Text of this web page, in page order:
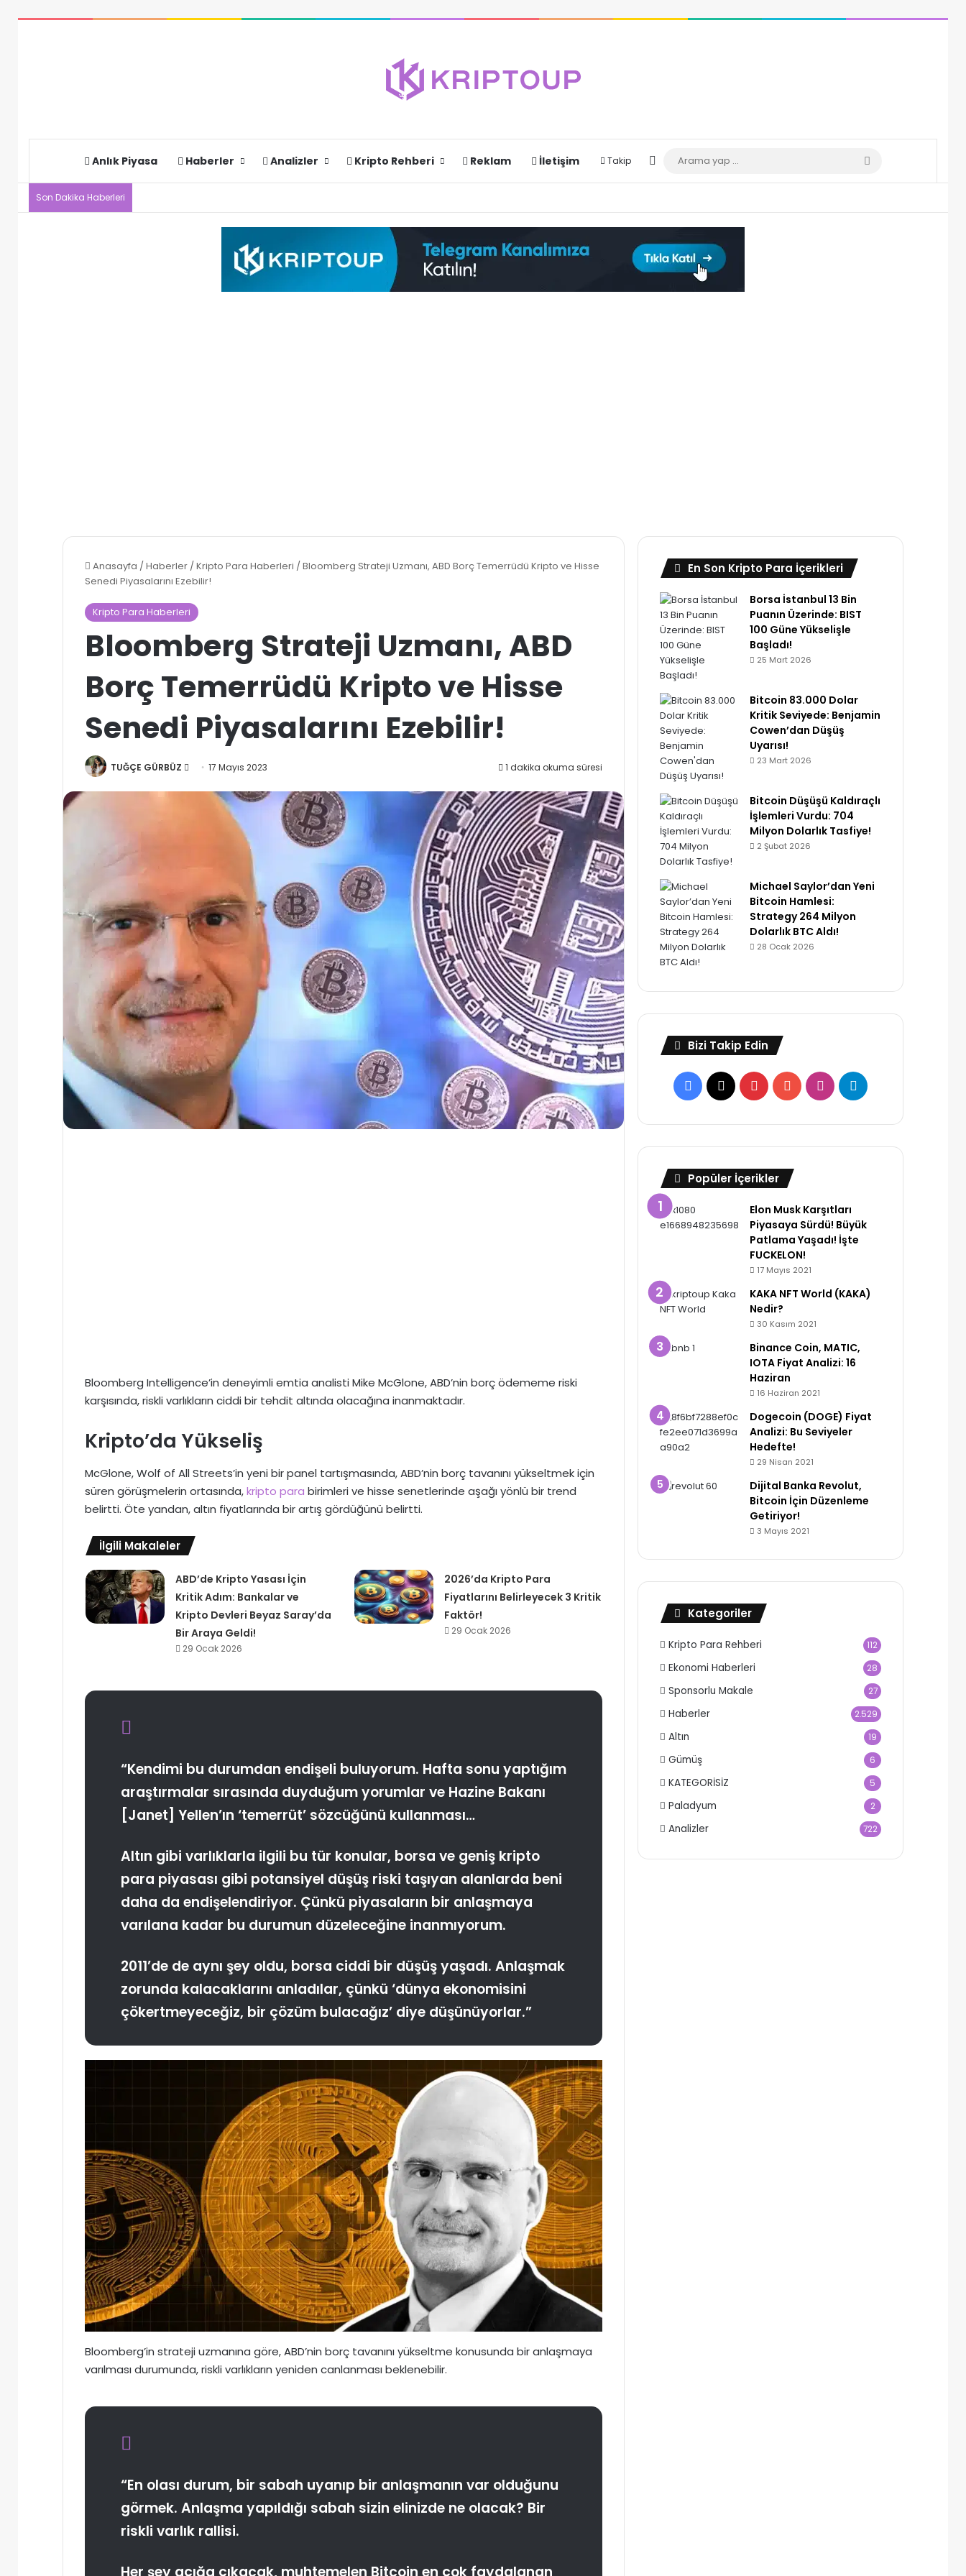
Anlık Piyasa Haberler Analizler Kripto Rehberi Reklam İletişim Takip Dış görünümü değiştir
yap
...
Son Dakika Haberleri
Anasayfa /Haberler /Kripto Para Haberleri /Bloomberg Strateji Uzmanı, ABD Borç Temerrüdü Kripto ve Hisse
Senedi Piyasalarını Ezebilir!
Kripto Para Haberleri
Bloomberg Strateji Uzmanı, ABD
Borç Temerrüdü Kripto ve Hisse
Senedi Piyasalarını Ezebilir!
TUĞÇE GÜRBÜZ
göndermek
17 Mayıs 2023 1 dakika okuma süresi
Bloomberg Intelligence’in deneyimli emtia analisti Mike McGlone, ABD’nin borç ödememe riski
karşısında, riskli varlıkların ciddi bir tehdit altında olacağına inanmaktadır.
Kripto’da Yükseliş
McGlone, Wolf of All Streets’in yeni bir panel tartışmasında, ABD’nin borç tavanını yükseltmek için
süren görüşmelerin ortasında,kripto para birimleri ve hisse senetlerinde aşağı yönlü bir trend
belirtti. Öte yandan, altın fiyatlarında bir artış gördüğünü belirtti.
İlgili Makaleler
ABD’de Kripto Yasası İçin
Kritik Adım: Bankalar ve
Kripto Devleri Beyaz Saray’da
Bir Araya Geldi!
29 Ocak 2026
2026’da Kripto Para
Fiyatlarını Belirleyecek 3 Kritik
Faktör!
29 Ocak 2026
“Kendimi bu durumdan endişeli buluyorum. Hafta sonu yaptığım
araştırmalar sırasında duyduğum yorumlar ve Hazine Bakanı
[Janet] Yellen’ın ‘temerrüt’ sözcüğünü kullanması…
Altın gibi varlıklarla ilgili bu tür konular, borsa ve geniş kripto
para piyasası gibi potansiyel düşüş riski taşıyan alanlarda beni
daha da endişelendiriyor. Çünkü piyasaların bir anlaşmaya
varılana kadar bu durumun düzeleceğine inanmıyorum.
2011’de de aynı şey oldu, borsa ciddi bir düşüş yaşadı. Anlaşmak
zorunda kalacaklarını anladılar, çünkü ‘dünya ekonomisini
çökertmeyeceğiz, bir çözüm bulacağız’ diye düşünüyorlar.”
Bloomberg’in strateji uzmanına göre, ABD’nin borç tavanını yükseltme konusunda bir anlaşmaya
varılması durumunda, riskli varlıkların yeniden canlanması beklenebilir.
“En olası durum, bir sabah uyanıp bir anlaşmanın var olduğunu
görmek. Anlaşma yapıldığı sabah sizin elinizde ne olacak? Bir
riskli varlık rallisi.
Her şey açığa çıkacak, muhtemelen Bitcoin en çok faydalanan
En Son Kripto Para İçerikleri
Borsa İstanbul 13 Bin
Puanın Üzerinde: BIST
100 Güne Yükselişle
Başladı!
25 Mart 2026
Bitcoin 83.000 Dolar
Kritik Seviyede: Benjamin
Cowen’dan Düşüş
Uyarısı!
23 Mart 2026
Bitcoin Düşüşü Kaldıraçlı
İşlemleri Vurdu: 704
Milyon Dolarlık Tasfiye!
2 Şubat 2026
Michael Saylor’dan Yeni
Bitcoin Hamlesi:
Strategy 264 Milyon
Dolarlık BTC Aldı!
28 Ocak 2026
Bizi Takip Edin
Facebook
X PinterestYouTubeInstagramTelegram
Popüler İçerikler
Elon Musk Karşıtları
Piyasaya Sürdü! Büyük
Patlama Yaşadı! İşte
FUCKELON!
17 Mayıs 2021
KAKA NFT World (KAKA)
Nedir?
30 Kasım 2021
Binance Coin, MATIC,
IOTA Fiyat Analizi: 16
Haziran
16 Haziran 2021
Dogecoin (DOGE) Fiyat
Analizi: Bu Seviyeler
Hedefte!
29 Nisan 2021
Dijital Banka Revolut,
Bitcoin İçin Düzenleme
Getiriyor!
3 Mayıs 2021
Kategoriler
Kripto Para Rehberi 112
Ekonomi Haberleri 28
Sponsorlu Makale 27
Haberler 2.529
Altın 19
Gümüş 6
KATEGORİSİZ 5
Paladyum 2
Analizler 722